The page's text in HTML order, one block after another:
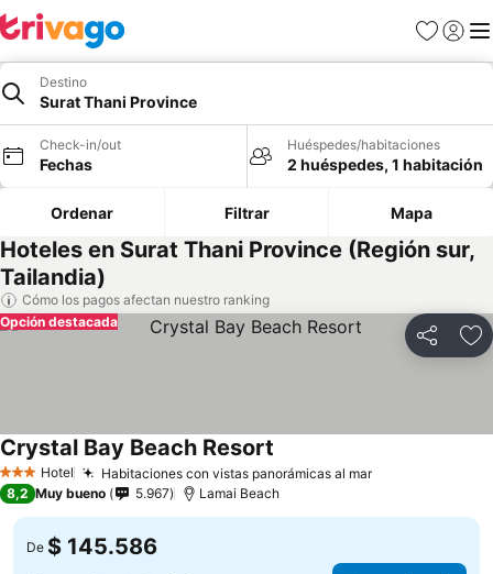
Favoritos
Iniciar
Destino
Surat Thani Province
Check-in/out
Fechas
Huéspedes/habitaciones
2 huéspedes, 1 habitación
Ordenar Filtrar Mapa
Hoteles en Surat Thani Province (Región sur,
Tailandia)
Cómo los pagos afectan nuestro ranking
Compartir
Opción destacada
3 Estrellas
Hotel Habitaciones con vistas panorámicas al marVer precios
Crystal Bay Beach Resort
8,2 Muy bueno 5.967 Lamai Beach
De $ 145.586